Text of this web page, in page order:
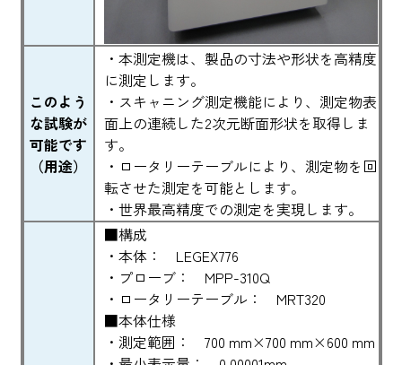
このよう
な試験が
可能です
（用途）
・本測定機は、製品の寸法や形状を高精度
に測定します。
・スキャニング測定機能により、測定物表
面上の連続した2次元断面形状を取得しま
す。
・ロータリーテーブルにより、測定物を回
転させた測定を可能とします。
・世界最高精度での測定を実現します。
■構成
・本体： LEGEX776
・プローブ： MPP-310Q
・ロータリーテーブル： MRT320
■本体仕様
・測定範囲： 700 mm×700 mm×600 mm